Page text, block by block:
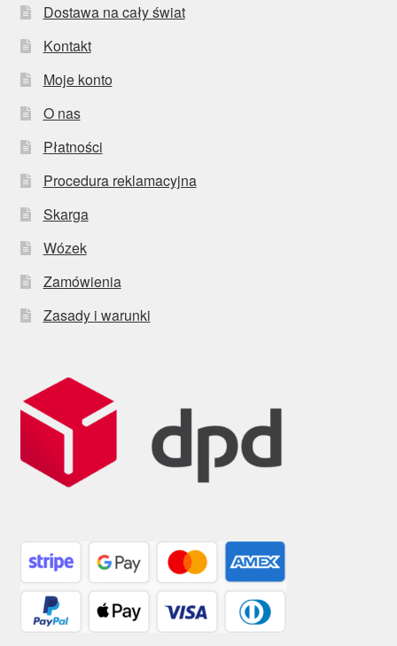
Dostawa na cały świat
Kontakt
Moje konto
O nas
Płatności
Procedura reklamacyjna
Skarga
Wózek
Zamówienia
Zasady i warunki